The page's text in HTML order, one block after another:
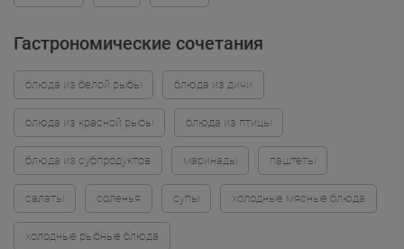
Гастрономические сочетания
блюда из белой рыбы блюда из дичи
блюда из красной рыбы блюда из птицы
блюда из субпродуктов маринады паштеты
салаты соленья супы холодные мясные блюда
холодные рыбные блюда